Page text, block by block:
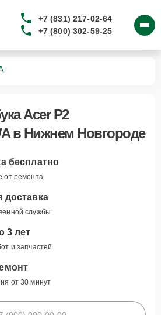
+7 (831) 217-02-64
+7 (800) 302-59-25
Acer P2
в Нижнем Новгороде
бесплатно
от ремонта
доставка
службы
3 лет
и запчастей
от 30 минут